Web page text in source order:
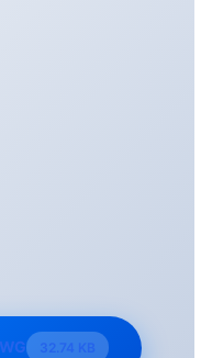
32.74 KB